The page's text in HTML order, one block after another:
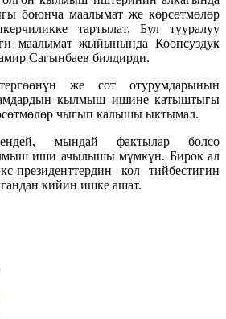
боюнча маалымат же көрсөтмөлөр
тартылат. Бул тууралуу
маалымат жыйынында Коопсуздук
Сагынбаев билдирди.
же сот отурумдарынын
кылмыш ишине катыштыгы
чыгып калышы ыктымал.
мындай фактылар болсо
иши ачылышы мүмкүн. Бирок ал
президенттердин кол тийбестигин
кийин ишке ашат.